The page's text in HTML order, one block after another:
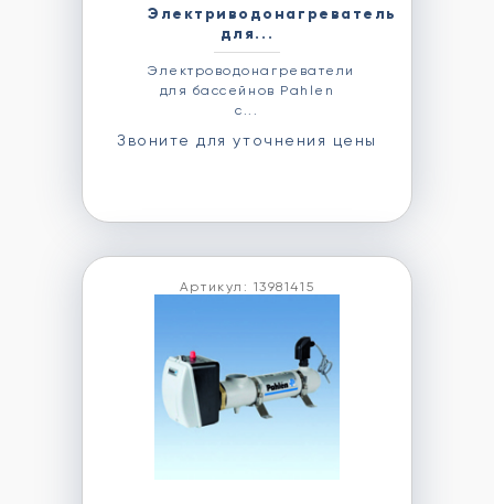
Электриводонагреватель
для...
Электроводонагреватели
для бассейнов Pahlen
с...
Звоните для уточнения цены
Артикул: 13981415